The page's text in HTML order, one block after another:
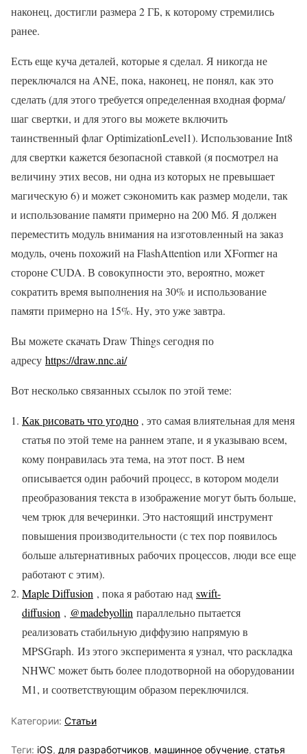
наконец, достигли размера 2 ГБ, к которому стремились
ранее.
Есть еще куча деталей, которые я сделал. Я никогда не
переключался на ANE, пока, наконец, не понял, как это
сделать (для этого требуется определенная входная форма/
шаг свертки, и для этого вы можете включить
таинственный флаг OptimizationLevel1). Использование Int8
для свертки кажется безопасной ставкой (я посмотрел на
величину этих весов, ни одна из которых не превышает
магическую 6) и может сэкономить как размер модели, так
и использование памяти примерно на 200 Мб. Я должен
переместить модуль внимания на изготовленный на заказ
модуль, очень похожий на FlashAttention или XFormer на
стороне CUDA. В совокупности это, вероятно, может
сократить время выполнения на 30% и использование
памяти примерно на 15%. Ну, это уже завтра.
Вы можете скачать Draw Things сегодня по
адресу https://draw.nnc.ai/
Вот несколько связанных ссылок по этой теме:
Как рисовать что угодно , это самая влиятельная для меня
статья по этой теме на раннем этапе, и я указываю всем,
кому понравилась эта тема, на этот пост. В нем
описывается один рабочий процесс, в котором модели
преобразования текста в изображение могут быть больше,
чем трюк для вечеринки. Это настоящий инструмент
повышения производительности (с тех пор появилось
больше альтернативных рабочих процессов, люди все еще
работают с этим).
Maple Diffusion , пока я работаю над swift-
diffusion , @madebyollin параллельно пытается
реализовать стабильную диффузию напрямую в
MPSGraph. Из этого эксперимента я узнал, что раскладка
NHWC может быть более плодотворной на оборудовании
M1, и соответствующим образом переключился.
Категории: Статьи
Теги: iOS, для разработчиков, машинное обучение, статья